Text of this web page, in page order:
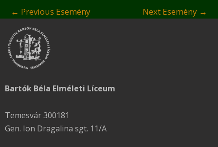
← Previous Esemény Next Esemény →
Bartók Béla Elméleti Líceum
Temesvár 300181
Gen. Ion Dragalina sgt. 11/A